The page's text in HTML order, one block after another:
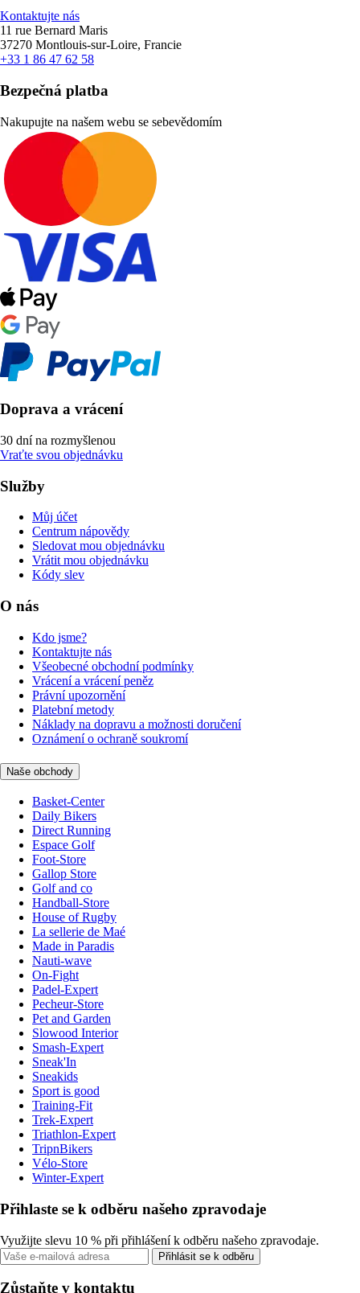
Kontaktujte nás
11 rue Bernard Maris
37270 Montlouis-sur-Loire, Francie
+33 1 86 47 62 58
Bezpečná platba
Nakupujte na našem webu se sebevědomím
Doprava a vrácení
30 dní na rozmyšlenou
Vraťte svou objednávku
Služby
Můj účet
Centrum nápovědy
Sledovat mou objednávku
Vrátit mou objednávku
Kódy slev
O nás
Kdo jsme?
Kontaktujte nás
Všeobecné obchodní podmínky
Vrácení a vrácení peněz
Právní upozornění
Platební metody
Náklady na dopravu a možnosti doručení
Oznámení o ochraně soukromí
Naše obchody
Basket-Center
Daily Bikers
Direct Running
Espace Golf
Foot-Store
Gallop Store
Golf and co
Handball-Store
House of Rugby
La sellerie de Maé
Made in Paradis
Nauti-wave
On-Fight
Padel-Expert
Pecheur-Store
Pet and Garden
Slowood Interior
Smash-Expert
Sneak'In
Sneakids
Sport is good
Training-Fit
Trek-Expert
Triathlon-Expert
TripnBikers
Vélo-Store
Winter-Expert
Přihlaste se k odběru našeho zpravodaje
Využijte slevu 10 % při přihlášení k odběru našeho zpravodaje.
Přihlásit se k odběru
Zůstaňte v kontaktu